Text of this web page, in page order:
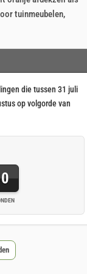
tuinmeubelen,
die tussen 31 juli
op volgorde van